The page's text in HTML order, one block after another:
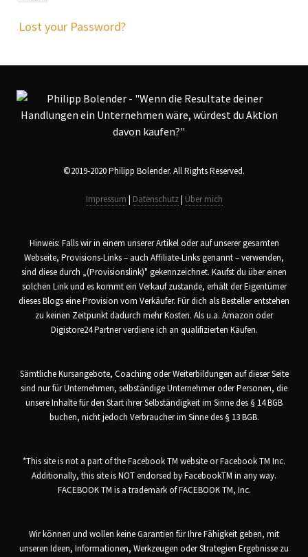
Lost your Password?
©2019-2020 Philipp Bolender. All Rights Reserved.
Impressum | Datenschutz| Über mich
Hinweis: Falls wir in einem unserer Artikel oder auf unserer gesamten
Webseite, Provisions-Links – auch Affiliate-Links genannt – verwenden,
sind diese durch „(Provisionslink)" gekennzeichnet. Kaufst du über einen
solchen Link und es kommt ein Verkauf zustande, erhält der Eigentümer
dieses Blogs eine Provision vom Verkäufer. Für dich als Besteller entstehen
zu keinen Zeitpunkt dadurch mehr Kosten. Als u.a. Amazon oder
Digistore24 Partner verdiene ich an qualifizierten Käufen.
Sämtliche Kursangebote, Coaching oder Weiterbildungen auf dieser Seite
sind nur für Unternehmen, selbständige Unternehmer oder Personen, die
unsere Inhalte für den Start ihrer Selbständigkeit im Sinne des § 14 BGB
buchen, nicht jedoch Verbraucher im Sinne des § 13 BGB.
*This site is not a part of the Facebook TM website or Facebook TM Inc.
Additionally, this site is NOT endorsed by FacebookTM in any way.
FACEBOOK TM is a trademark of FACEBOOK TM, Inc.
Wir können und wollen keine Garantien für Ihre Fähigkeit geben, mit
unseren Ideen, Informationen, Werkzeugen oder Strategien Ergebnisse zu